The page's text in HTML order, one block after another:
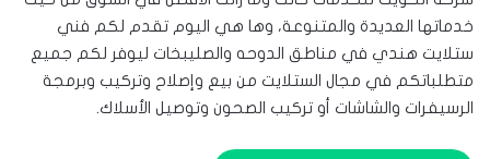
خدماتها العديدة والمتنوعة، وها هي اليوم تقدم لكم فني
ستلايت هندي في مناطق الدوحه والصليبخات ليوفر لكم جميع
متطلباتكم في مجال الستلايت من بيع وإصلاح وتركيب وبرمجة
الرسيفرات والشاشات أو تركيب الصحون وتوصيل الأسلاك.